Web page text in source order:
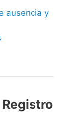
ausencia y